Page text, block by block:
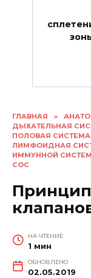
ГЛАВНАЯ »
ДЫХАТЕЛЬНАЯ
ПОЛОВАЯ
ЛИМФОИДНАЯ
ИММУННОЙ
СОС
НА ЧТЕНИЕ
1 мин
ОБНОВЛЕНО
02.05.2019